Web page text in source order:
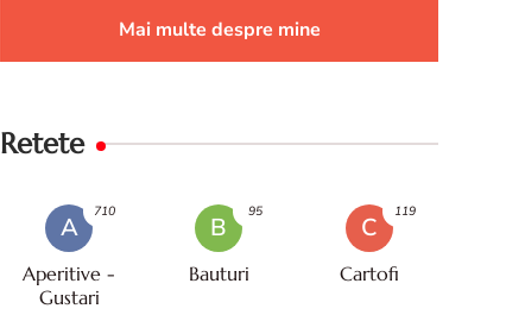
Mai multe despre mine
Retete
A
Aperitive -
Gustari
710
B
Bauturi
95
C
Cartofi
119